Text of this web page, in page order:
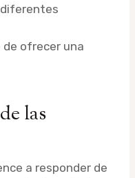
ofrecer una
las
a responder de